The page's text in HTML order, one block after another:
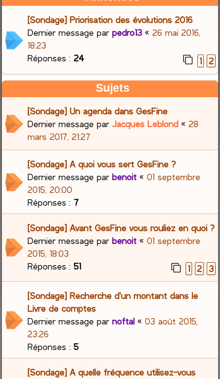
c
r
[Sondage] Priorisation des évolutions 2016
Dernier message parpedro13 «26 mai 2016,
18:23
Réponses :24 1 2
Sujets
[Sondage] Un agenda dans GesFine
Dernier message parJacques Leblond «28
mars 2017, 21:27
[Sondage] A quoi vous sert GesFine ?
Dernier message parbenoit «01 septembre
2015, 20:00
Réponses : 7
[Sondage] Avant GesFine vous rouliez en quoi ?
Dernier message parbenoit «01 septembre
2015, 18:03
Réponses :51 1 2 3
[Sondage] Recherche d'un montant dans le
Livre de comptes
Dernier message parnoftal «03 août 2015,
23:26
Réponses :5
[Sondage] A quelle fréquence utilisez-vous